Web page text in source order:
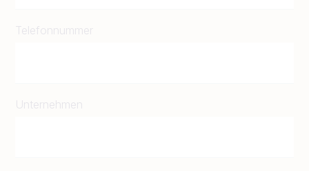
Telefonnummer
Unternehmen